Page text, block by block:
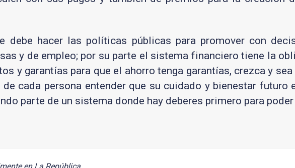
debe hacer las políticas públicas para promover con
y de empleo; por su parte el sistema financiero tiene la
y garantías para que el ahorro tenga garantías, crezca y
cada persona entender que su cuidado y bienestar futuro
parte de un sistema donde hay deberes primero para
en La República